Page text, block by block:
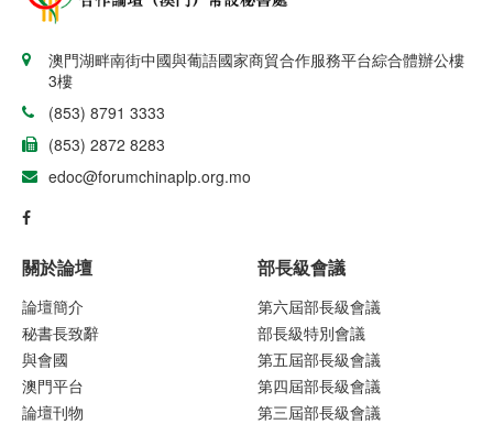
澳門湖畔南街中國與葡語國家商貿合作服務平台綜合體辦公樓
3樓
(853) 8791 3333
(853) 2872 8283
edoc@forumchinaplp.org.mo
關於論壇
論壇簡介
秘書長致辭
與會國
澳門平台
論壇刊物
部長級會議
第六屆部長級會議
部長級特別會議
第五屆部長級會議
第四屆部長級會議
第三屆部長級會議